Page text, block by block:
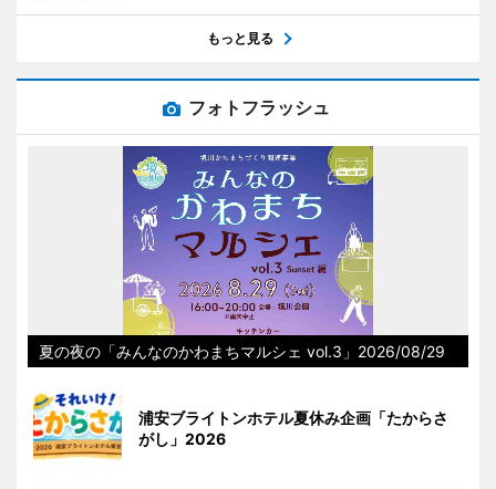
もっと見る
フォトフラッシュ
夏の夜の「みんなのかわまちマルシェ vol.3」2026/08/29
浦安ブライトンホテル夏休み企画「たからさ
がし」2026